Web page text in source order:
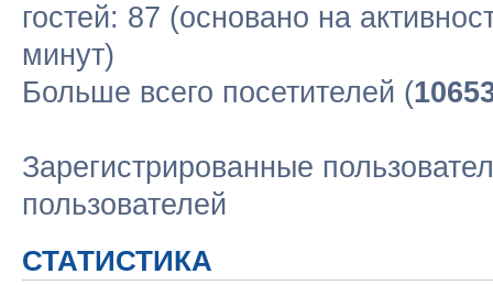
гостей: 87 (основано на
минут)
Больше всего посетителей (
Зарегистрированные
пользователей
СТАТИСТИКА